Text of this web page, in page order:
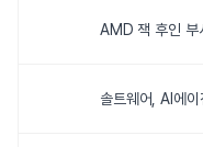
AMD 잭 후인 부
솔트웨어, AI에이